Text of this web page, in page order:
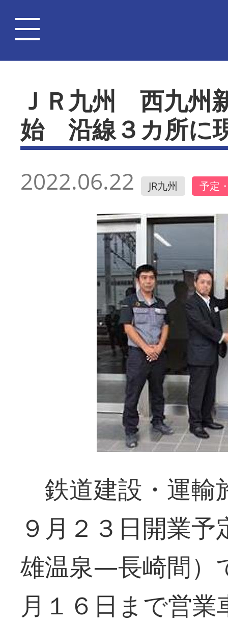
ＪＲ九州 西九州
始 沿線３カ所に
2022.06.22 JR九州 予定
鉄道建設・運輸
９月２３日開業
雄温泉―長崎間）
月１６日まで営